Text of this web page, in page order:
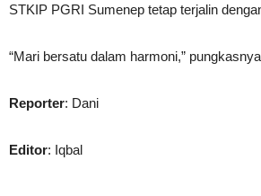
STKIP PGRI Sumenep tetap terjalin
“Mari bersatu dalam harmoni,”
Reporter: Dani
Editor: Iqbal